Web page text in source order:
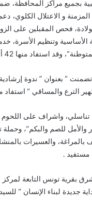
بجميع مراكز المحافظة،
و الاعتلال الكلوي،
فحص المقبلين على
الأساسية وتنظيم الأسرة،
منها 42 ألف 204 مواطن .
السلام “، تضمنت ” بعنوان ” ندوة
والمساقي ” استفاد منها 41
علاجية، ومسح تناسلي، واشراف على
والأمل للصم والبكم”،
والعسيرات
الصحي بسوهاج، عدد 4 فعاليات، بنجع شرق بقرية
جديدة لبناء الإنسان ”